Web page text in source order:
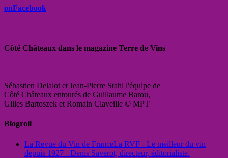
onFacebook
Côté Châteaux dans le magazine Terre de Vins
Sébastien Delalot et Jean-Pierre Stahl l'équipe de
Côté Châteaux entourés de Guillaume Barou,
Gilles Bartoszek et Romain Claveille © MPT
Blogroll
La Revue du Vin de FranceLa RVF - Le meilleur du vin
depuis 1927 - Denis Saverot, directeur, éditorialiste.